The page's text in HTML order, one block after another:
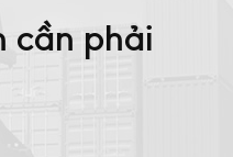
cần phải